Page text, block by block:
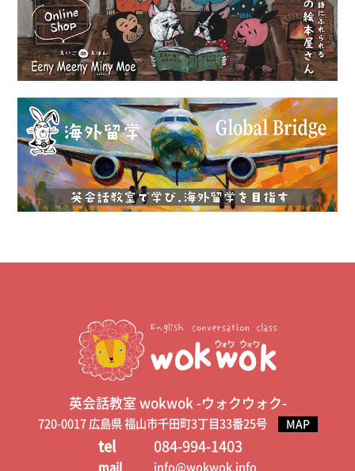
英会話教室 wokwok -ウォクウォク-
720-0017 広島県 福山市千田町3丁目33番25号 MAP
tel 084-994-1403
mail info@wokwok.info